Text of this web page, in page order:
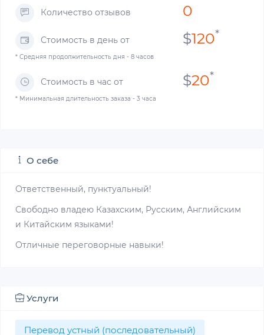
Количество отзывов 0
Стоимость в день от $120*
* Средняя продолжительность дня - 8 часов
Стоимость в час от $20*
* Минимальная длительность заказа - 3 часа
О себе
Ответственный, пунктуальный!
Свободно владею Казахским, Русским, Английским
и Китайским языками!
Отличные переговорные навыки!
Услуги
Перевод устный (последовательный)